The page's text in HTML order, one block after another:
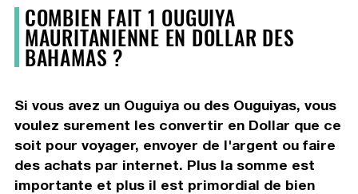
COMBIEN FAIT 1 OUGUIYA
MAURITANIENNE EN DOLLAR DES
BAHAMAS ?
Si vous avez un Ouguiya ou des Ouguiyas, vous
voulez surement les convertir en Dollar que ce
soit pour voyager, envoyer de l'argent ou faire
des achats par internet. Plus la somme est
importante et plus il est primordial de bien